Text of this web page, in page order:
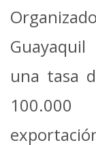
una tasa
100.000